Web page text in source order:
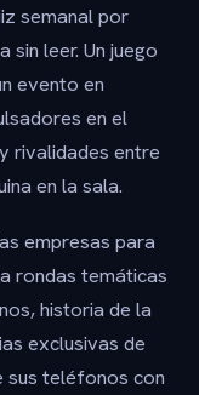
semanal por
sin leer. Un juego
evento en
en el
rivalidades entre
en la sala.
empresas para
rondas temáticas
historia de la
exclusivas de
sus teléfonos con